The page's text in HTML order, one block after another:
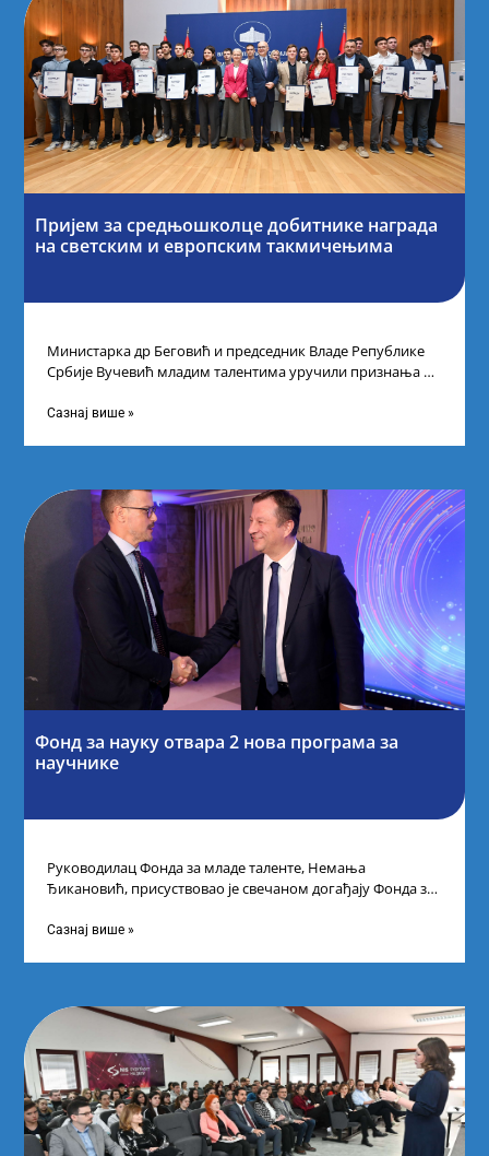
Пријем за средњошколце добитнике награда
на светским и европским такмичењима
Министарка др Беговић и председник Владе Републике
Србије Вучевић младим талентима уручили признања У
Сазнај више »
Фонд за науку отвара 2 нова програма за
научнике
Руководилац Фонда за младе таленте, Немања
Ђикановић, присуствовао је свечаном догађају Фонда за
Сазнај више »